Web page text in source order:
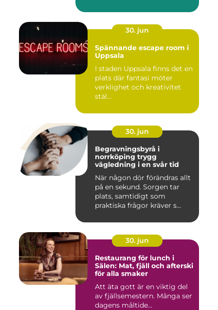
30. jun
Spännande escape room i
Uppsala
I staden Uppsala finns det en
plats där fantasi möter
verklighet och kreativitet
stäl...
30. jun
Begravningsbyrå i
norrköping trygg
vägledning i en svår tid
När någon dör förändras allt
på en sekund. Sorgen tar
plats, samtidigt som
praktiska frågor kräver s...
30. jun
Restaurang för lunch i
Sälen: Mat, fjäll och afterski
för alla smaker
Att äta gott är en viktig del
av fjällsemestern. Många ser
dagens måltide...